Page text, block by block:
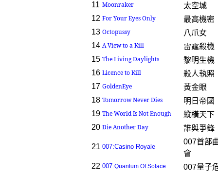
11 Moonraker
太空城
12 For Your Eyes Only
最高機密
13 Octopussy
八爪女
14 A View to a Kill
雷霆殺機
15 The Living Daylights
黎明生機
16 Licence to Kill
殺人執照
17 GoldenEye
黃金眼
18 Tomorrow Never Dies
明日帝國
19 The World Is Not Enough
縱橫天下
20 Die Another Day 誰與爭鋒
21 007:Casino Royale
007首部
會
22 007:Quantum Of Solace
007量子